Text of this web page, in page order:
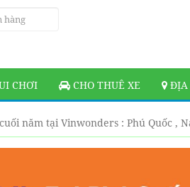
CHƠI CHO THUÊ XE ĐỊA
năm tại Vinwonders : Phú Quốc ,